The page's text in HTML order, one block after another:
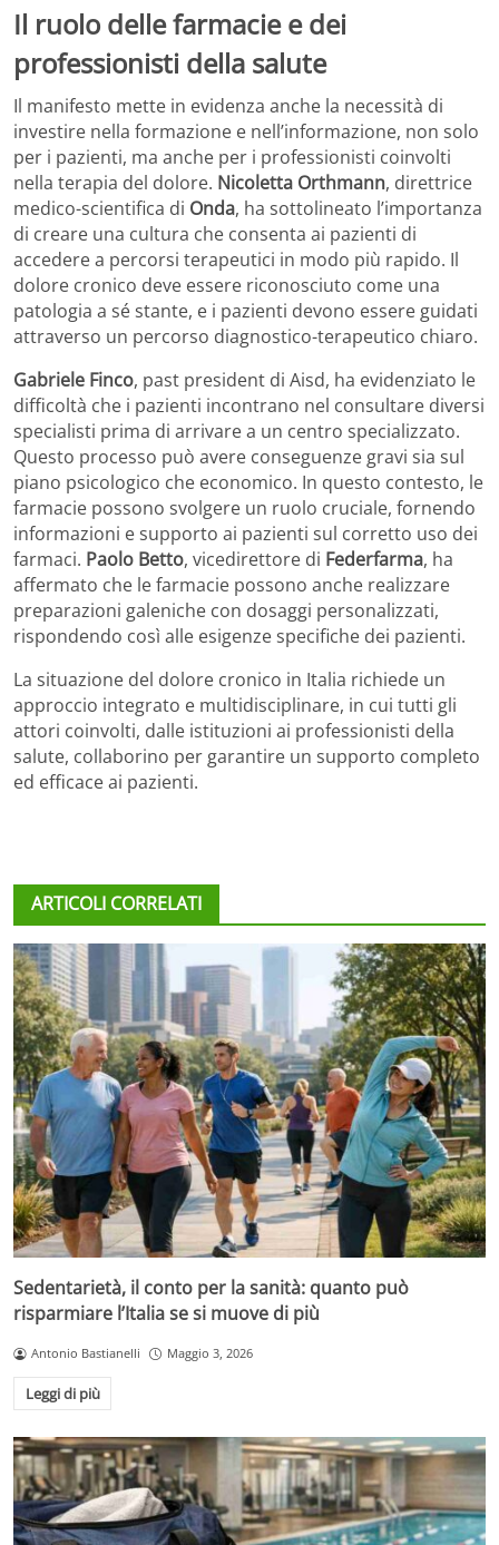
Il ruolo delle farmacie e dei
professionisti della salute
Il manifesto mette in evidenza anche la necessità di
investire nella formazione e nell’informazione, non solo
per i pazienti, ma anche per i professionisti coinvolti
nella terapia del dolore. Nicoletta Orthmann, direttrice
medico-scientifica di Onda, ha sottolineato l’importanza
di creare una cultura che consenta ai pazienti di
accedere a percorsi terapeutici in modo più rapido. Il
dolore cronico deve essere riconosciuto come una
patologia a sé stante, e i pazienti devono essere guidati
attraverso un percorso diagnostico-terapeutico chiaro.
Gabriele Finco, past president di Aisd, ha evidenziato le
difficoltà che i pazienti incontrano nel consultare diversi
specialisti prima di arrivare a un centro specializzato.
Questo processo può avere conseguenze gravi sia sul
piano psicologico che economico. In questo contesto, le
farmacie possono svolgere un ruolo cruciale, fornendo
informazioni e supporto ai pazienti sul corretto uso dei
farmaci. Paolo Betto, vicedirettore di Federfarma, ha
affermato che le farmacie possono anche realizzare
preparazioni galeniche con dosaggi personalizzati,
rispondendo così alle esigenze specifiche dei pazienti.
La situazione del dolore cronico in Italia richiede un
approccio integrato e multidisciplinare, in cui tutti gli
attori coinvolti, dalle istituzioni ai professionisti della
salute, collaborino per garantire un supporto completo
ed efficace ai pazienti.
ARTICOLI CORRELATI
Sedentarietà, il conto per la sanità: quanto può
risparmiare l’Italia se si muove di più
Antonio Bastianelli Maggio 3, 2026
Leggi di più